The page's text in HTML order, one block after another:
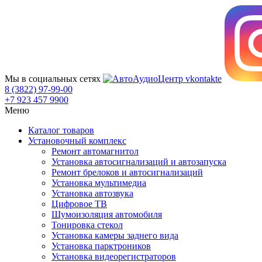
Мы в социальных сетях
8 (3822) 97-99-00
+7 923 457 9900
Меню
Каталог товаров
Установочный комплекс
Ремонт автомагнитол
Установка автосигнализаций и автозапуска
Ремонт брелоков и автосигнализаций
Установка мультимедиа
Установка автозвука
Цифровое ТВ
Шумоизоляция автомобиля
Тонировка стекол
Установка камеры заднего вида
Установка парктроников
Установка видеорегистраторов